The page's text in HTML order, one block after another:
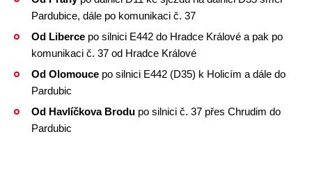
Pardubice, dále po komunikaci č. 37
Od Liberce po silnici E442 do Hradce Králové a pak po
komunikaci č. 37 od Hradce Králové
Od Olomouce po silnici E442 (D35) k Holicím a dále do
Pardubic
Od Havlíčkova Brodu po silnici č. 37 přes Chrudim do
Pardubic